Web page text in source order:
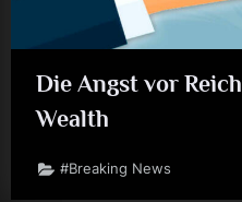
Die Angst vor
Wealth
#Breaking News